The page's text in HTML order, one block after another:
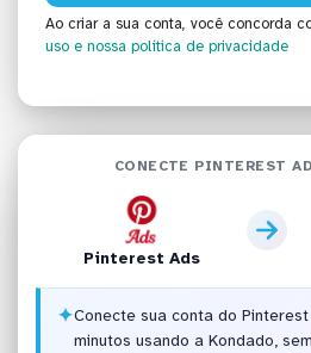
Ao criar a sua conta, você concorda
uso e nossa política de privacidade
CONECTE PINTEREST
Pinterest Ads
✦Conecte sua conta do
minutos usando a Kondado,